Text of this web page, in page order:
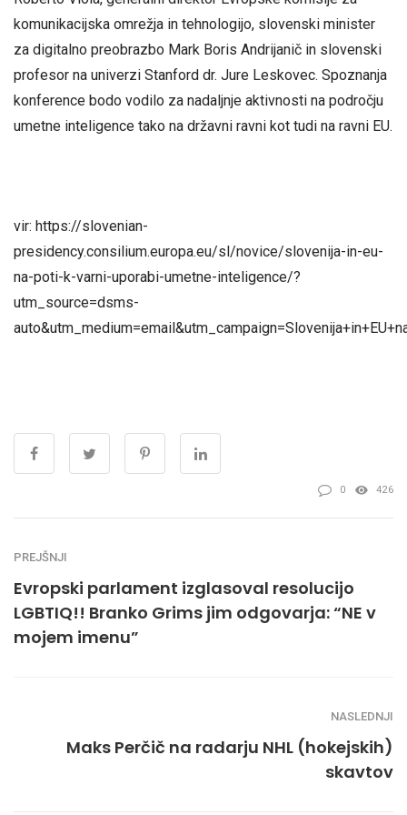
komunikacijska omrežja in tehnologijo, slovenski minister
za digitalno preobrazbo Mark Boris Andrijanič in slovenski
profesor na univerzi Stanford dr. Jure Leskovec. Spoznanja
konference bodo vodilo za nadaljnje aktivnosti na področju
umetne inteligence tako na državni ravni kot tudi na ravni EU.
vir: https://slovenian-
presidency.consilium.europa.eu/sl/novice/slovenija-in-eu-
na-poti-k-varni-uporabi-umetne-inteligence/?
utm_source=dsms-
0 426
PREJŠNJI
Evropski parlament izglasoval resolucijo
LGBTIQ!! Branko Grims jim odgovarja: “NE v
mojem imenu”
NASLEDNJI
Maks Perčič na radarju NHL (hokejskih)
skavtov